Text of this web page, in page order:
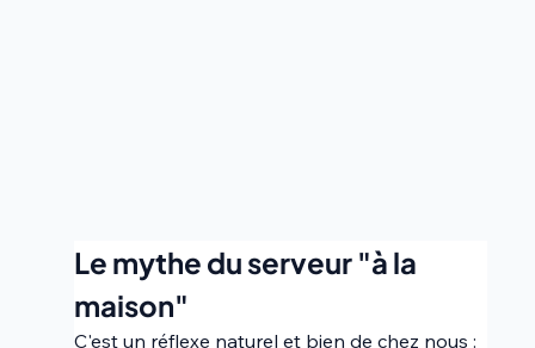
Le mythe du serveur "à la
maison"
C'est un réflexe naturel et bien de chez nous :